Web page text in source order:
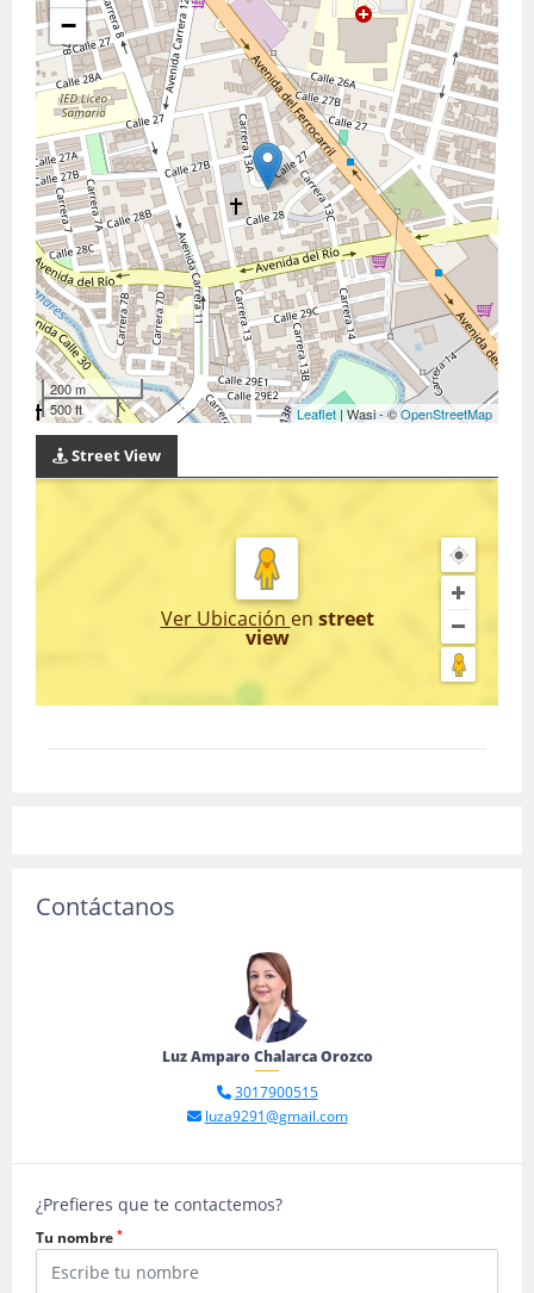
−
200 m
500 ft
Leaflet | Wasi - ©OpenStreetMap
Street View
Ver Ubicación en street
view
Contáctanos
Luz Amparo Chalarca Orozco
3017900515
luza9291@gmail.com
¿Prefieres que te contactemos?
Tu nombre *